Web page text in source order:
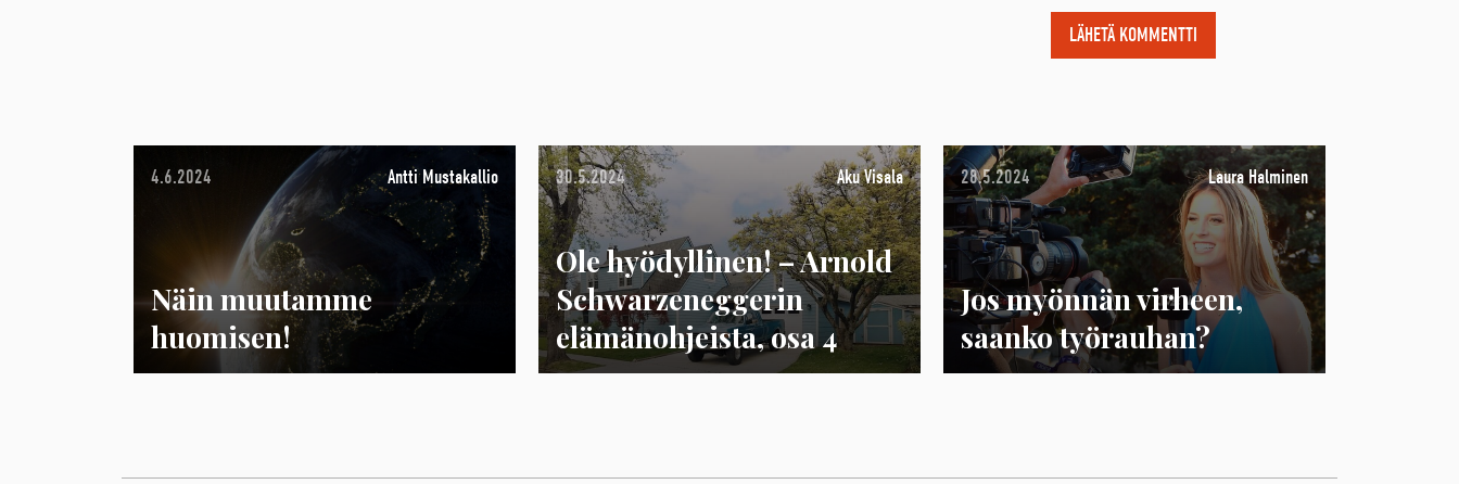
4.6.2024 Antti Mustakallio
Näin muutamme
huomisen!
30.5.2024 Aku Visala
Ole hyödyllinen! – Arnold
Schwarzeneggerin
elämänohjeista, osa 4
28.5.2024 Laura Halminen
Jos myönnän virheen,
saanko työrauhan?